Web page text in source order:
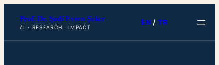
Prof. Dr. Şadi Evren Şeker
AI · RESEARCH · IMPACT
EN / TR